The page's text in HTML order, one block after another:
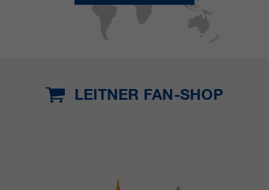
LEITNER FAN-SHOP